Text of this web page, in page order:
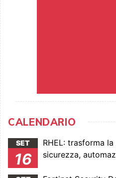
CALENDARIO
SET
16
RHEL: trasforma
sicurezza,